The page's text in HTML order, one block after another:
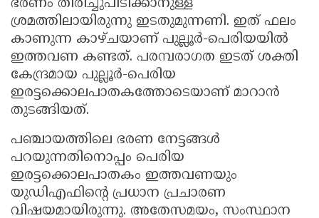
ഭരണം തിരിച്ചുപിടിക്കാനുള്ള
ശ്രമത്തിലായിരുന്നു ഇടതുമുന്നണി. ഇത് ഫലം
കാണുന്ന കാഴ്ചയാണ് പുല്ലൂർ-പെരിയയിൽ
ഇത്തവണ കണ്ടത്. പരമ്പരാഗത ഇടത് ശക്തി
കേന്ദ്രമായ പുല്ലൂർ-പെരിയ
ഇരട്ടക്കൊലപാതകത്തോടെയാണ് മാറാൻ
തുടങ്ങിയത്.
പഞ്ചായത്തിലെ ഭരണ നേട്ടങ്ങൾ
പറയുന്നതിനൊപ്പം പെരിയ
ഇരട്ടക്കൊലപാതകം ഇത്തവണയും
യുഡിഎഫിൻ്റെ പ്രധാന പ്രചാരണ
വിഷയമായിരുന്നു. അതേസമയം, സംസ്ഥാന